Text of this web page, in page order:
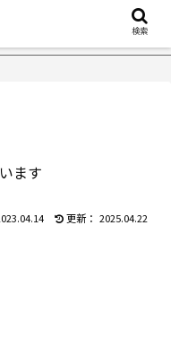
【18万再生】YouTube
ます
2025.04.22
検索